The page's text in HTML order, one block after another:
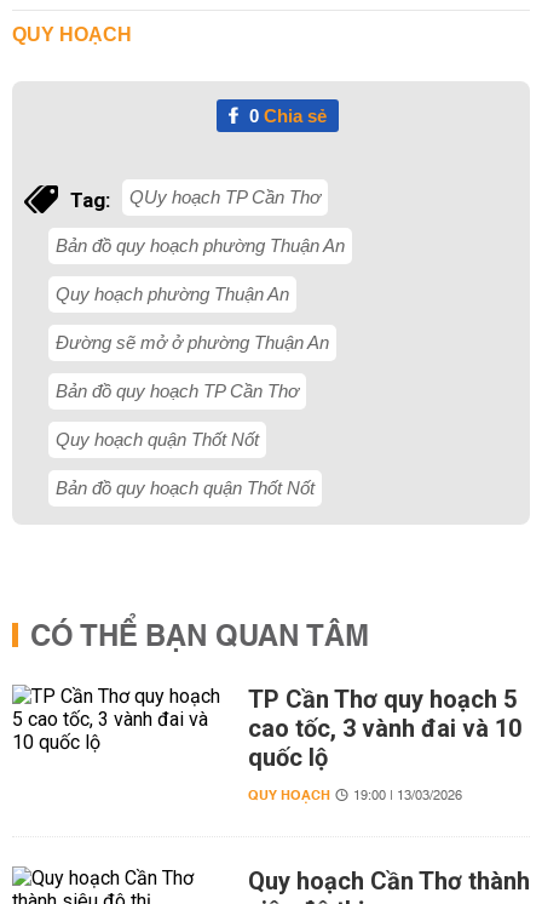
QUY HOẠCH
0Chia sẻ
Tag: QUy hoạch TP Cần Thơ
Bản đồ quy hoạch phường Thuận An
Quy hoạch phường Thuận An
Đường sẽ mở ở phường Thuận An
Bản đồ quy hoạch TP Cần Thơ
Quy hoạch quận Thốt Nốt
Bản đồ quy hoạch quận Thốt Nốt
CÓ THỂ BẠN QUAN TÂM
TP Cần Thơ quy hoạch 5
cao tốc, 3 vành đai và 10
quốc lộ
QUY HOẠCH 19:00 | 13/03/2026
Quy hoạch Cần Thơ thành